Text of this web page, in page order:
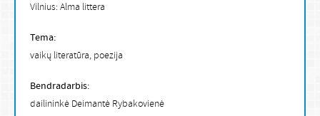
Vilnius: Alma littera
Tema:
vaikų literatūra, poezija
Bendradarbis:
dailininkė Deimantė Rybakovienė